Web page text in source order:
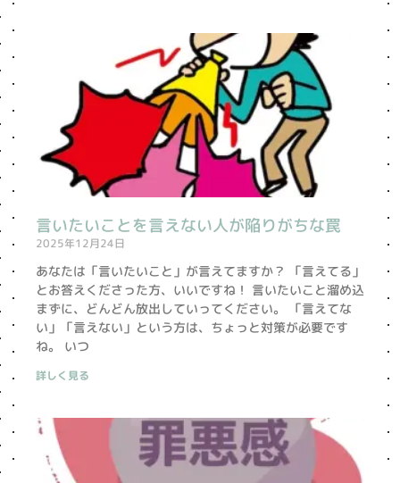
言いたいことを言えない人が陥りがちな罠
2025年12月24日
あなたは「言いたいこと」が言えてますか？ 「言えてる」
とお答えくださった方、いいですね！ 言いたいこと溜め込
まずに、どんどん放出していってください。 「言えてな
い」「言えない」という方は、ちょっと対策が必要です
ね。 いつ
詳しく見る